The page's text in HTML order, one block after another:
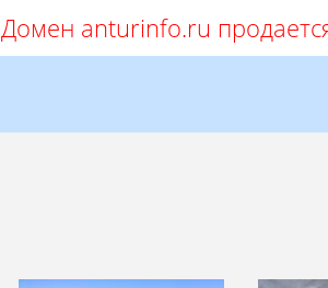
Домен anturinfo.ru